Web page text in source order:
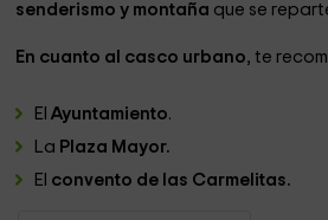
senderismo y montaña que se
En cuanto al casco urbano, te
ElAyuntamiento.
La Plaza Mayor.
El convento de las Carmelitas.